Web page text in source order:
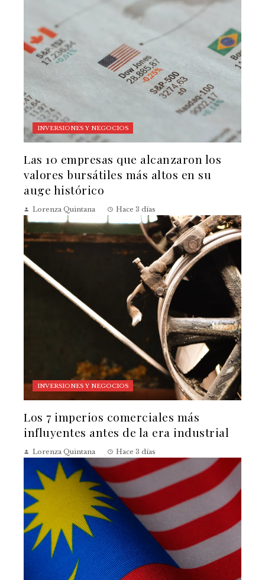
INVERSIONES Y NEGOCIOS
Las 10 empresas que alcanzaron los
valores bursátiles más altos en su
auge histórico
Lorenza Quintana Hace 3 días
INVERSIONES Y NEGOCIOS
Los 7 imperios comerciales más
influyentes antes de la era industrial
Lorenza Quintana Hace 3 días